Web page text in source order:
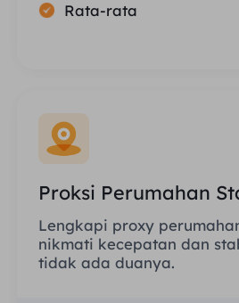
Rata-rata
Proksi Perumahan
Lengkapi proxy
nikmati kecepatan dan
tidak ada duanya.